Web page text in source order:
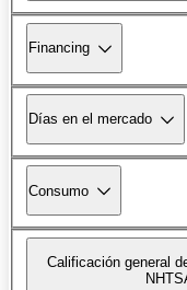
Financing
Días en el mercado
Consumo
Calificación general